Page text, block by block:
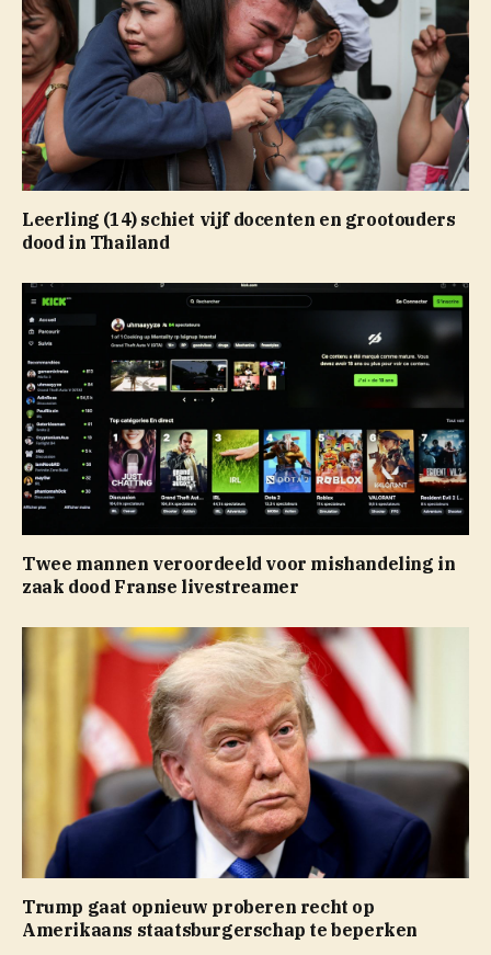
Leerling (14) schiet vijf docenten en grootouders
dood in Thailand
Twee mannen veroordeeld voor mishandeling in
zaak dood Franse livestreamer
Trump gaat opnieuw proberen recht op
Amerikaans staatsburgerschap te beperken